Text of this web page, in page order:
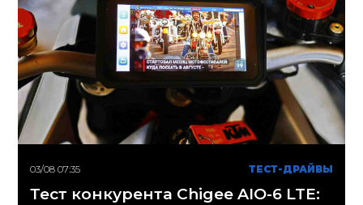
03/08 07:35 ТЕСТ-ДРАЙВЫ
Тест конкурента Chigee AIO-6 LTE: